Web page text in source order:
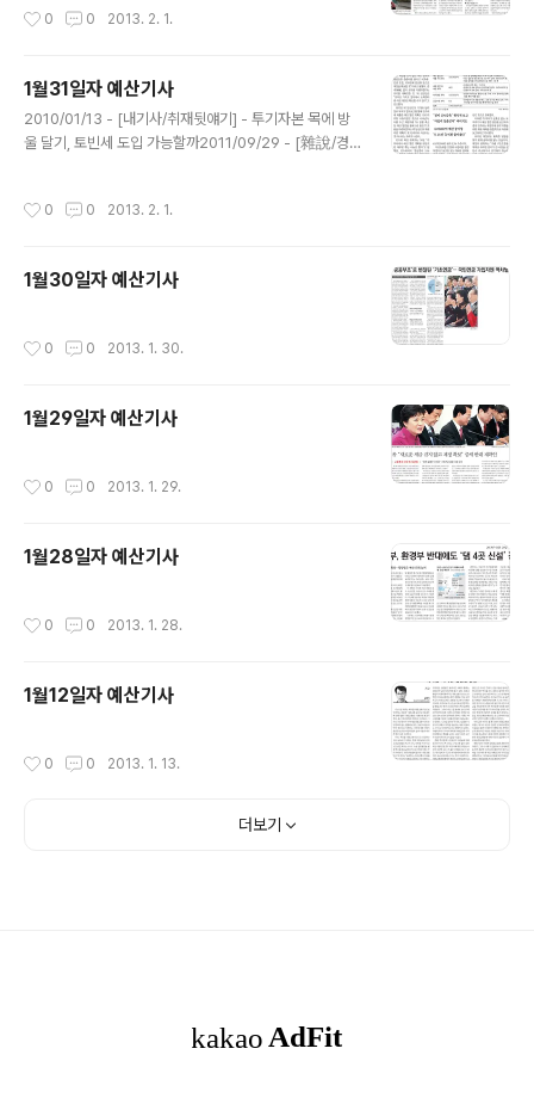
0 0 2013. 2. 1.
1월31일자 예산기사
2010/01/13 - [내기사/취재뒷얘기] - 투기자본 목에 방
울 달기, 토빈세 도입 가능할까2011/09/29 - [雜說/경제
내에도 막오른 토빈세 도입논쟁2011/09/29 - [雜說/경
0 0 2013. 2. 1.
1월30일자 예산기사
0 0 2013. 1. 30.
1월29일자 예산기사
0 0 2013. 1. 29.
1월28일자 예산기사
0 0 2013. 1. 28.
1월12일자 예산기사
0 0 2013. 1. 13.
더보기